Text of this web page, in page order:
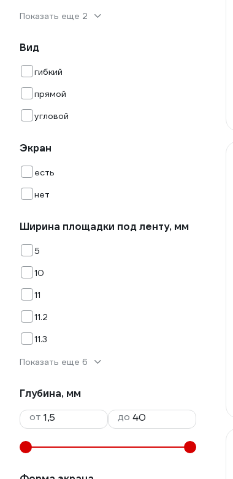
Показать еще 2
Вид
гибкий
прямой
угловой
Экран
есть
нет
Ширина площадки под ленту, мм
5
10
11
11.2
11.3
Показать еще 6
Глубина, мм
от
до